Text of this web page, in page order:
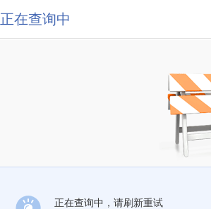
正在查询中
正在查询中，请刷新重试